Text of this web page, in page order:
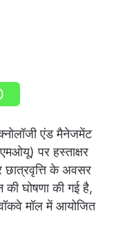
एंड मैनेजमेंट
पर हस्ताक्षर
छात्रवृत्ति के अवसर
की घोषणा की गई है,
मॉल में आयोजित